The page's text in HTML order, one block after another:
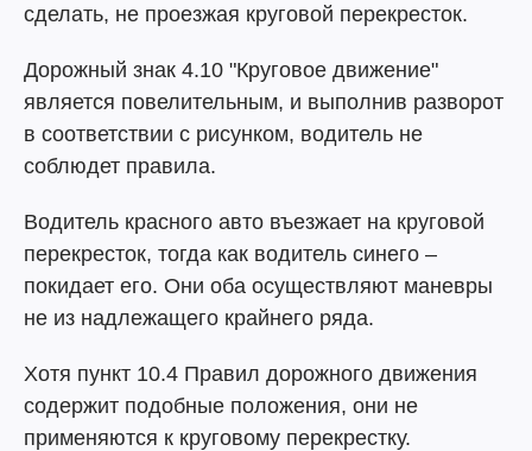
сделать, не проезжая круговой перекресток.
Дорожный знак 4.10 "Круговое движение"
является повелительным, и выполнив разворот
в соответствии с рисунком, водитель не
соблюдет правила.
Водитель красного авто въезжает на круговой
перекресток, тогда как водитель синего –
покидает его. Они оба осуществляют маневры
не из надлежащего крайнего ряда.
Хотя пункт 10.4 Правил дорожного движения
содержит подобные положения, они не
применяются к круговому перекрестку.